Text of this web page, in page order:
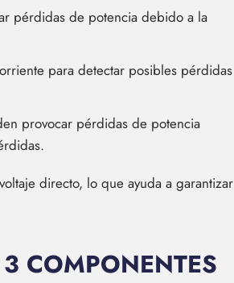
pérdidas de potencia debido a la
para detectar posibles pérdidas
provocar pérdidas de potencia
directo, lo que ayuda a garantizar
COMPONENTES